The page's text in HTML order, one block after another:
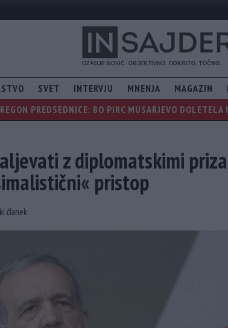
SVET INTERVJU MNENJA MAGAZIN
PREDSEDNICE: BO PIRC MUSARJEVO
z diplomatskimi
pristop
članek